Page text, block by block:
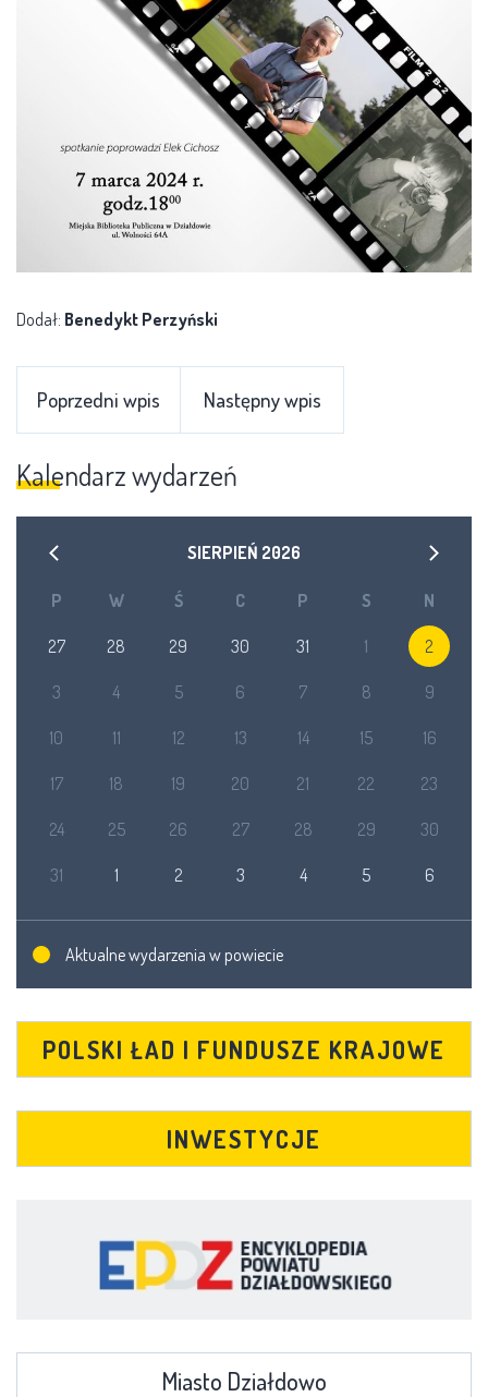
Dodał: Benedykt Perzyński
Poprzedni wpis Następny wpis
Kalendarz wydarzeń
SIERPIEŃ 2026
P W Ś C P S N
27 28 29 30 31 1 2
3 4 5 6 7 8 9
10 11 12 13 14 15 16
17 18 19 20 21 22 23
24 25 26 27 28 29 30
31 1 2 3 4 5 6
Aktualne wydarzenia w powiecie
POLSKI ŁAD I FUNDUSZE KRAJOWE
INWESTYCJE
Miasto Działdowo